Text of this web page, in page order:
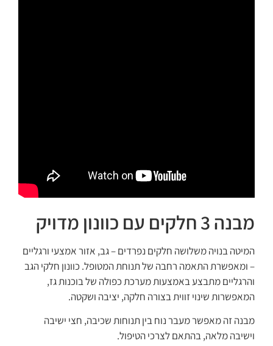
מבנה 3 חלקים עם כוונון מדויק
המיטה בנויה משלושה חלקים נפרדים – גב, אזור אמצעי ורגליים
– ומאפשרת התאמה רחבה של תנוחת המטופל. כוונון חלקי הגב
והרגליים מתבצע באמצעות מערכת כפולה של בוכנות גז,
המאפשרות שינוי זווית בצורה חלקה, יציבה ושקטה.
מבנה זה מאפשר מעבר נוח בין תנוחות שכיבה, חצי ישיבה
וישיבה מלאה, בהתאם לצרכי הטיפול.